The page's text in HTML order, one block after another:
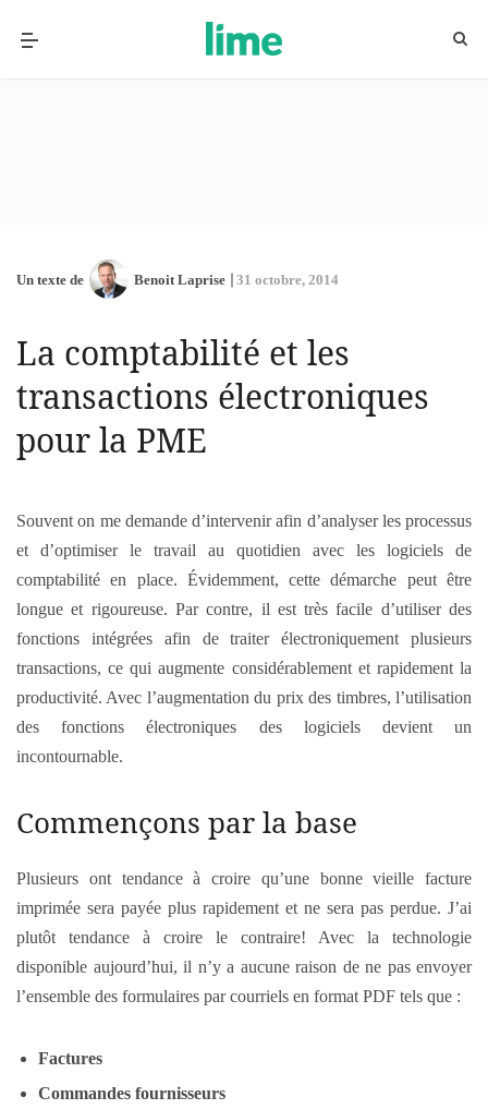
Un texte de Benoit Laprise 31 octobre, 2014
La comptabilité et les
transactions électroniques
pour la PME
Souvent on me demande d’intervenir afin d’analyser les processus
et d’optimiser le travail au quotidien avec les logiciels de
comptabilité en place. Évidemment, cette démarche peut être
longue et rigoureuse. Par contre, il est très facile d’utiliser des
fonctions intégrées afin de traiter électroniquement plusieurs
transactions, ce qui augmente considérablement et rapidement la
productivité. Avec l’augmentation du prix des timbres, l’utilisation
des fonctions électroniques des logiciels devient un
incontournable.
Commençons par la base
Plusieurs ont tendance à croire qu’une bonne vieille facture
imprimée sera payée plus rapidement et ne sera pas perdue. J’ai
plutôt tendance à croire le contraire! Avec la technologie
disponible aujourd’hui, il n’y a aucune raison de ne pas envoyer
l’ensemble des formulaires par courriels en format PDF tels que :
Factures
Commandes fournisseurs